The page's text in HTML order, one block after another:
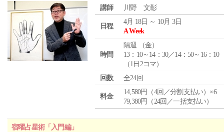
講師 川野 文彰
日程
4月 18日 ～ 10月 3日
A Week
時間
隔週 （金）
13：10～14：30／14：50～16：10
（1日2コマ）
回数
全24回
料金
14,580円（4回／分割支払い）×6
79,380円（24回／一括支払い）
宿曜占星術「入門編」